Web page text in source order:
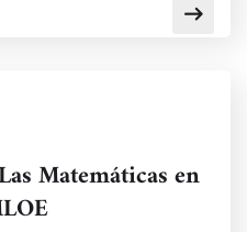
Matemáticas en